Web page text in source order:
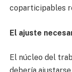
coparticipables
El ajuste
El núcleo del